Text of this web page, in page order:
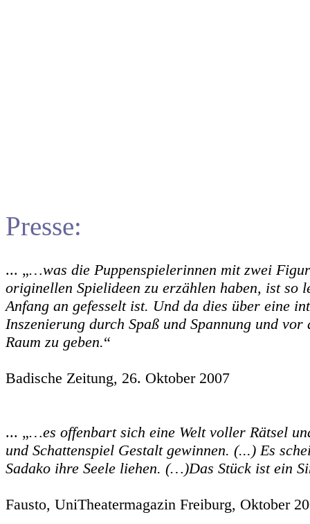
Presse:
... „…was die Puppenspielerinnen mit zwei
originellen Spielideen zu erzählen haben, ist so
Anfang an gefesselt ist. Und da dies über eine
Inszenierung durch Spaß und Spannung und
Raum zu geben.“
Badische Zeitung, 26. Oktober 2007
... „…es offenbart sich eine Welt voller Rätsel
und Schattenspiel Gestalt gewinnen. (...) Es
Sadako ihre Seele liehen. (…)Das Stück ist ein
Fausto, UniTheatermagazin Freiburg, Oktober